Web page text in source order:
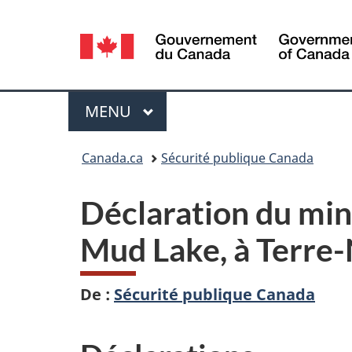
Sélection
de
la
langue
Menu
MENU PRINCIPAL
Canada.ca Sécurité publique Canada
Déclaration du
Mud Lake, à
De : Sécurité publique Canada